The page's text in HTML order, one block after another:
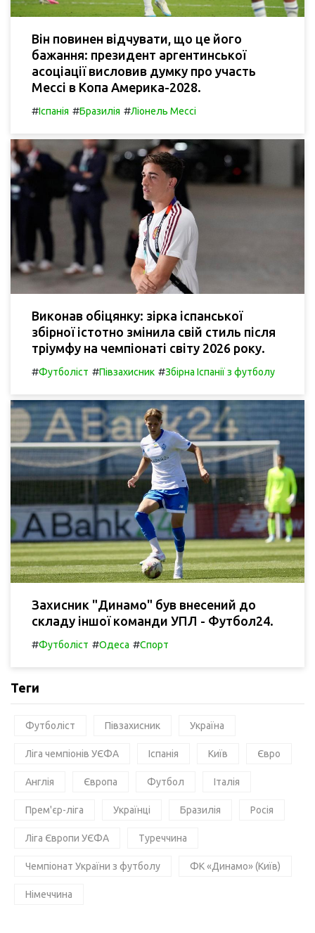
Він повинен відчувати, що це його
бажання: президент аргентинської
асоціації висловив думку про участь
Мессі в Копа Америка-2028.
#Іспанія #Бразилія #Ліонель Мессі
Виконав обіцянку: зірка іспанської
збірної істотно змінила свій стиль після
тріумфу на чемпіонаті світу 2026 року.
#Футболіст #Півзахисник #Збірна Іспанії з футболу
Захисник "Динамо" був внесений до
складу іншої команди УПЛ - Футбол24.
#Футболіст #Одеса #Спорт
Теги
Футболіст Півзахисник Україна
Ліга чемпіонів УЄФА Іспанія Київ Євро
Англія Європа Футбол Італія
Прем'єр-ліга Українці Бразилія Росія
Ліга Європи УЄФА Туреччина
Чемпіонат України з футболу ФК «Динамо» (Київ)
Німеччина